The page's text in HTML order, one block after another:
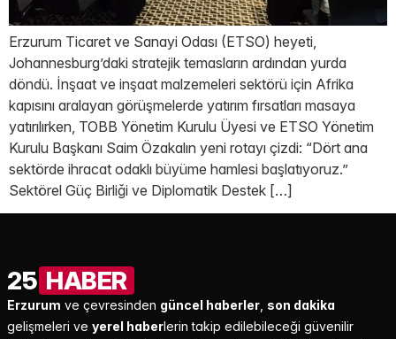
Erzurum Ticaret ve Sanayi Odası (ETSO) heyeti,
Johannesburg’daki stratejik temasların ardından yurda
döndü. İnşaat ve inşaat malzemeleri sektörü için Afrika
kapısını aralayan görüşmelerde yatırım fırsatları masaya
yatırılırken, TOBB Yönetim Kurulu Üyesi ve ETSO Yönetim
Kurulu Başkanı Saim Özakalın yeni rotayı çizdi: “Dört ana
sektörde ihracat odaklı büyüme hamlesi başlatıyoruz.”
Sektörel Güç Birliği ve Diplomatik Destek […]
25 HABER
Erzurum ve çevresinden güncel haberler son dakika
gelişmeleri ve yerel haberlerin takip edilebileceği güvenilir